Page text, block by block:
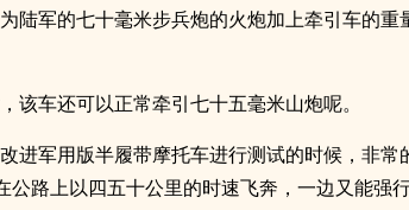
陆军的七十毫米步兵炮的火炮加上牵引车的重
该车还可以正常牵引七十五毫米山炮呢。
进军用版半履带摩托车进行测试的时候，非常
路上以四五十公里的时速飞奔，一边又能强